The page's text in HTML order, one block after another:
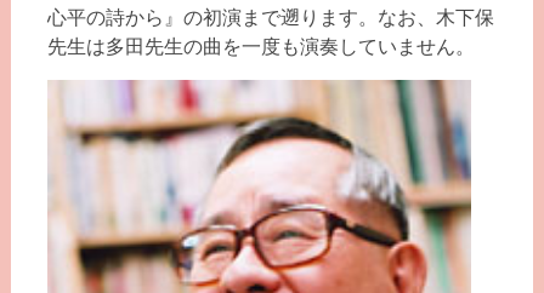
心平の詩から』の初演まで遡ります。なお、木下保
先生は多田先生の曲を一度も演奏していません。